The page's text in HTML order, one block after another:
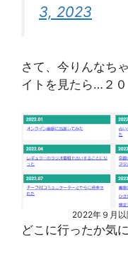
3, 2023
さて、今りんなち
イトを見たら…２
2022年９月
どこに行ったか気